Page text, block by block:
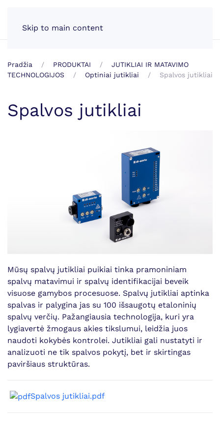
Skip to main content
Pradžia PRODUKTAI
JUTIKLIAI IR MATAVIMO
TECHNOLOGIJOS
Optiniai jutikliai Spalvos jutikliai
Spalvos jutikliai
Mūsų spalvų jutikliai puikiai tinka pramoniniam
spalvų matavimui ir spalvų identifikacijai beveik
visuose gamybos procesuose. Spalvų jutikliai aptinka
spalvas ir palygina jas su 100 išsaugotų etaloninių
spalvų verčių. Pažangiausia technologija, kuri yra
lygiavertė žmogaus akies tikslumui, leidžia juos
naudoti kokybės kontrolei. Jutikliai gali nustatyti ir
analizuoti ne tik spalvos pokytį, bet ir skirtingas
paviršiaus struktūras.
Spalvos jutikliai.pdf